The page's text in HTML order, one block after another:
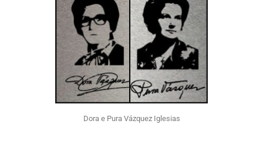
Dora e Pura Vázquez Iglesias